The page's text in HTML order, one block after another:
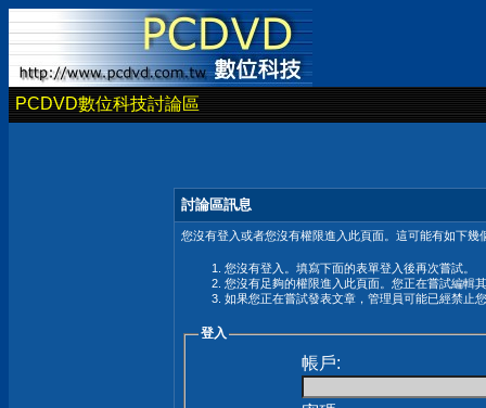
PCDVD數位科技討論區
討論區訊息
您沒有登入或者您沒有權限進入此頁面。這可能有如下幾
您沒有登入。填寫下面的表單登入後再次嘗試。
您沒有足夠的權限進入此頁面。您正在嘗試編輯
如果您正在嘗試發表文章，管理員可能已經禁止
登入
帳戶: